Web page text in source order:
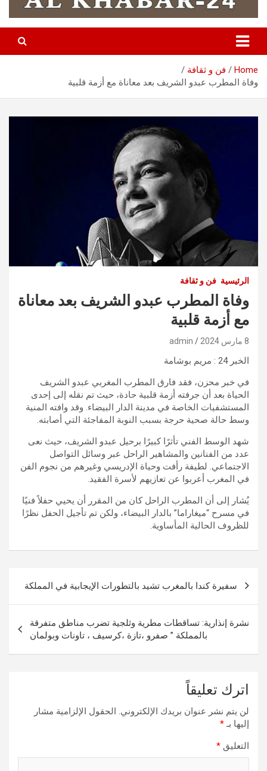
Home
فن و ثقافة
وفاة المطرب عبدو الشريف بعد معاناة مع أزمة قلبية
الرئيسية فن و ثقافة
وفاة المطرب عبدو الشريف بعد معاناة
مع أزمة قلبية
8 مارس 2024 admin
الخبر 24 : مريم بوشامة
في خبر محزن، فقد فارق المطرب المغربي عبدو الشريف
الحياة بعد أن جرفته أزمة قلبية حادة، حيث تم نقله إلى إحدى
المستشفيات الخاصة في مدينة الدار البيضاء. وقد وافته المنية
وسط حالة صحية حرجة بسبب النوبة المفاجئة التي أصابته.
شهد الوسط الفني تأثرًا كبيرًا برحيل عبدو الشريف، حيث نعى
عدد من الفنانين والمشاهير الراحل عبر وسائل التواصل
الاجتماعي. لطيفة رأفت وحياة الإدريسي وغيرهم من نجوم الفن
في المغرب أعربوا عن تعازيهم لأسرة الفقيد.
يُشار إلى أن المطرب الراحل كان من المقرر أن يحيي حفلاً فنيًا
في مسرح “ميغاراما” بالدار البيضاء، ولكن تم تأجيل الحفل نظرًا
للظروف الحالية المأساوية.
المقالات
سفيرة كندا بالمغرب تشيد بالتطورات الإيجابية في المملكة
نشرة إنذارية: تساقطات مطرية وثلجية تضرب مناطق متفرقة
بالمملكة ” صفرو ،تازة ،كرسيف ، تاونات وبولمان
اترك تعليقاً
لن يتم نشر عنوان بريدك الإلكتروني. الحقول الإلزامية مشار
إليها بـ*
التعليق *